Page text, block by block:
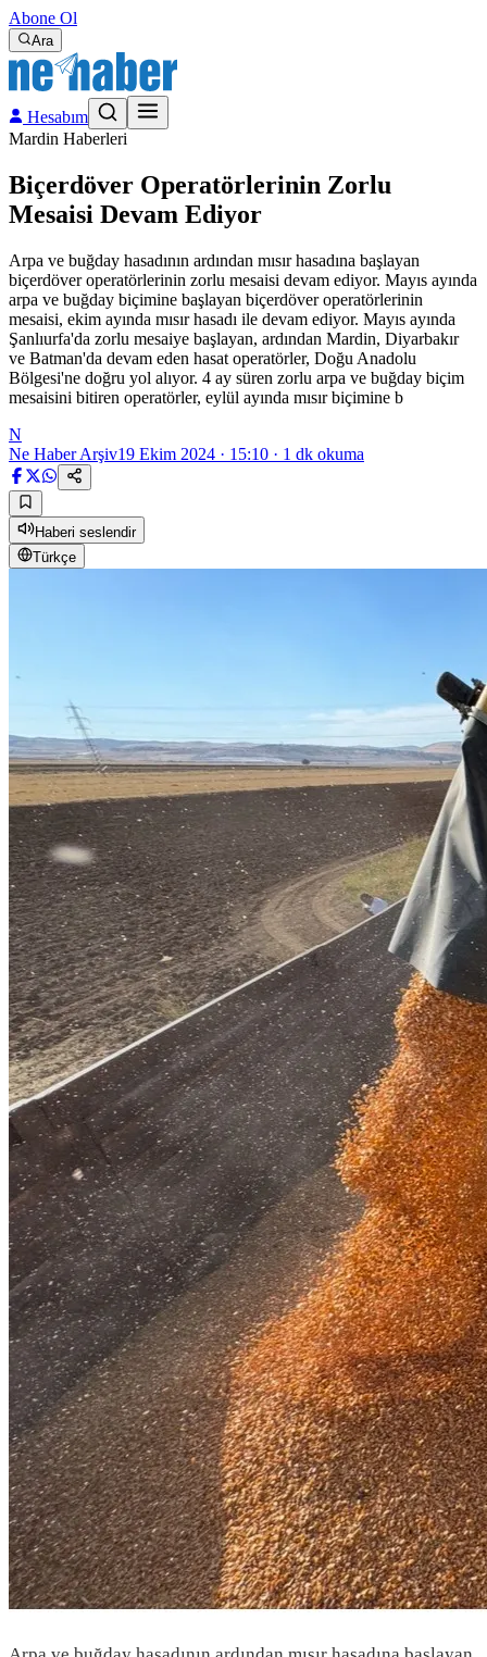
Abone Ol
Ara
Hesabım
Mardin Haberleri
Biçerdöver Operatörlerinin Zorlu
Mesaisi Devam Ediyor
Arpa ve buğday hasadının ardından mısır hasadına başlayan
biçerdöver operatörlerinin zorlu mesaisi devam ediyor. Mayıs ayında
arpa ve buğday biçimine başlayan biçerdöver operatörlerinin
mesaisi, ekim ayında mısır hasadı ile devam ediyor. Mayıs ayında
Şanlıurfa'da zorlu mesaiye başlayan, ardından Mardin, Diyarbakır
ve Batman'da devam eden hasat operatörler, Doğu Anadolu
Bölgesi'ne doğru yol alıyor. 4 ay süren zorlu arpa ve buğday biçim
mesaisini bitiren operatörler, eylül ayında mısır biçimine b
N
Ne Haber Arşiv19 Ekim 2024 · 15:10 · 1 dk okuma
Haberi seslendir
Türkçe